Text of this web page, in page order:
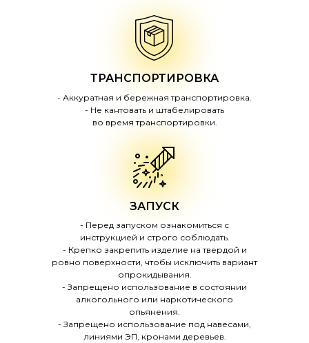
ЗАПУСК
- Перед запуском ознакомиться с
инструкцией и строго соблюдать.
- Крепко закрепить изделие на твердой и
ровно поверхности, чтобы исключить вариант
опрокидывания.
- Запрещено использование в состоянии
алкогольного или наркотического
опьянения.
- Запрещено использование под навесами,
линиями ЭП, кронами деревьев.
ТРАНСПОРТИРОВКА
- Аккуратная и бережная транспортировка.
- Не кантовать и штабелировать
во время транспортировки.